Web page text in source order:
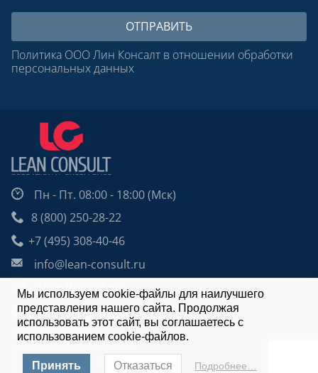
Политика ООО Лин Консалт в отношении обработки
персональных данных
Пн - Пт. 08:00 - 18:00 (Мск)
8 (800) 250-28-22
+7 (495) 308-40-46
info@lean-consult.ru
Чат в WhatsApp
Чат в Telegram
Design: Alexei Utkin
Copyright © 2009 - 2026 | Lean Consult.
Мы используем cookie-файлы для наилучшего
представления нашего сайта. Продолжая
использовать этот сайт, вы соглашаетесь с
использованием cookie-файлов.
Принять Отказаться Подробнее…